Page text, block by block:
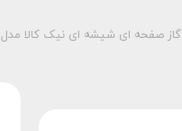
گاز صفحه ای شیشه ای نیک کالا مدل GGH-302